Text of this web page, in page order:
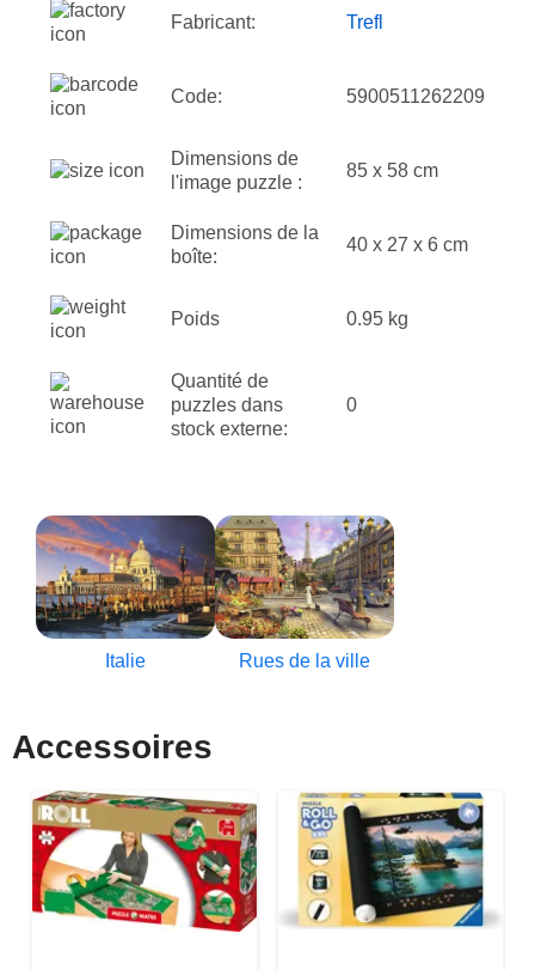
Fabricant: Trefl
Code: 5900511262209
Dimensions de
l'image puzzle :
85 x 58 cm
Dimensions de la
boîte:
40 x 27 x 6 cm
Poids 0.95 kg
Quantité de
puzzles dans
stock externe:
0
Italie Rues de la ville
Accessoires